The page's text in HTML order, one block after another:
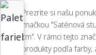
Prezrite si našu
značkou "Saténová
cm". V rámci tejto
produkty podľa